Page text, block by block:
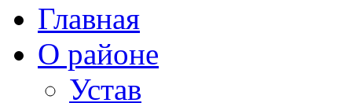
Главная
О районе
Устав